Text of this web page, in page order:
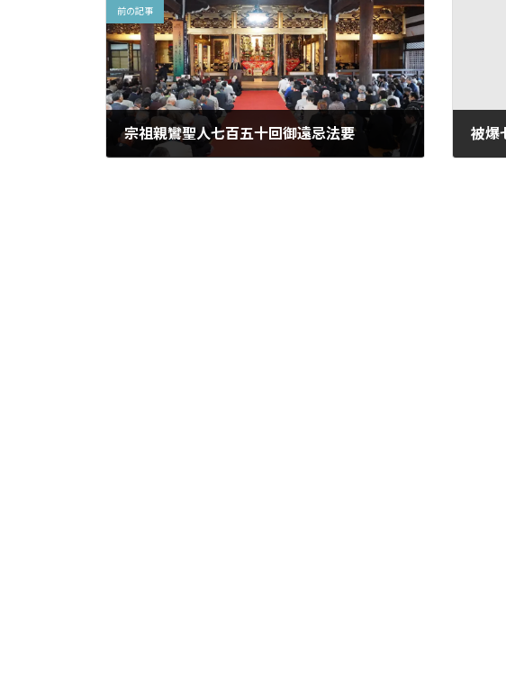
前の記事
宗祖親鸞聖人七百五十回御遠忌法要 被爆